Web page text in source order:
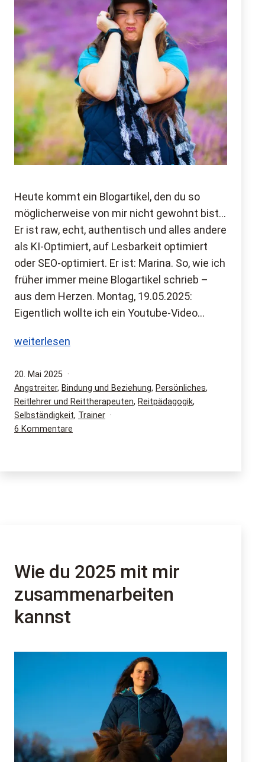
Heute kommt ein Blogartikel, den du so
möglicherweise von mir nicht gewohnt bist…
Er ist raw, echt, authentisch und alles andere
als KI-Optimiert, auf Lesbarkeit optimiert
oder SEO-optimiert. Er ist: Marina. So, wie ich
früher immer meine Blogartikel schrieb –
aus dem Herzen. Montag, 19.05.2025:
Eigentlich wollte ich ein Youtube-Video…
Was
beschäftigt
–
Der
Nicht-
weiterlesen
Veröffentlicht
am
20. Mai 2025
Kategorisiert
als
Angstreiter, Bindung und Beziehung, Persönliches,
Reitlehrer und Reittherapeuten, Reitpädagogik,
Selbständigkeit, Trainer
6 Kommentare
beschäftigt
Wie du 2025 mit mir
zusammenarbeiten
kannst